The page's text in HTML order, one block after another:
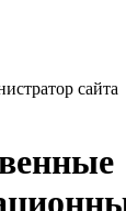
сайта